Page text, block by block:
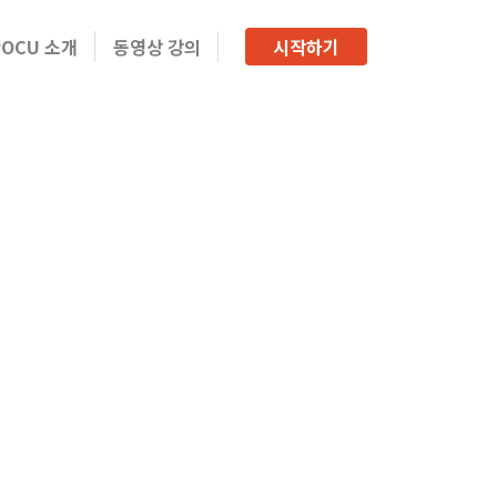
소개 동영상 강의 시작하기